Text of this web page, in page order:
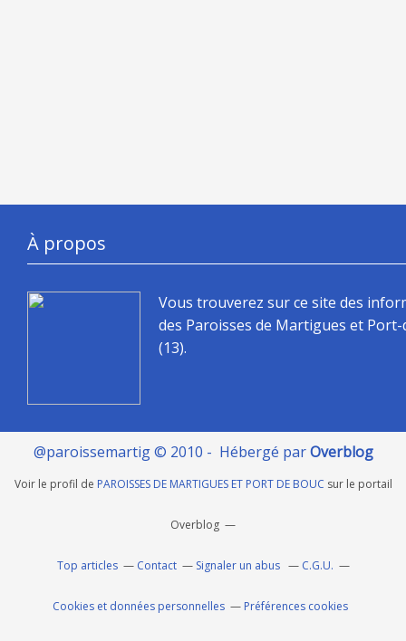
À propos
Vous trouverez sur ce site des
des Paroisses de Martigues et
(13).
@paroissemartig © 2010 - Hébergé parOverblog
Voir le profil de PAROISSES DE MARTIGUES ET PORT DE BOUC sur le portail
Overblog
Top articles Contact Signaler un abus C.G.U.
Cookies et données personnelles Préférences cookies